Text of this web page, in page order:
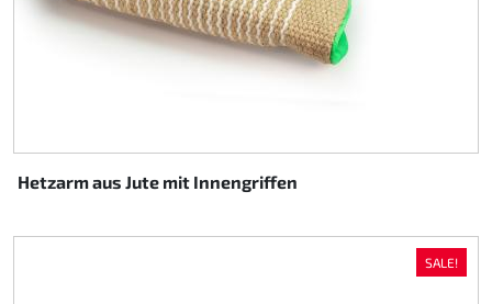
Hetzarm aus Jute mit Innengriffen
SALE!